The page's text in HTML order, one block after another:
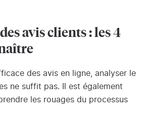
avis clients : les 4
des avis en ligne, analyser le
ne suffit pas. Il est également
les rouages du processus